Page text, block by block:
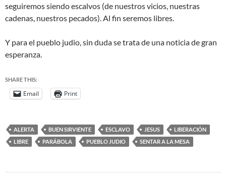
seguiremos siendo escalvos (de nuestros vicios, nuestras
cadenas, nuestros pecados). Al fin seremos libres.
Y para el pueblo judio, sin duda se trata de una noticia de gran
esperanza.
SHARE THIS:
Email Print
ALERTA BUEN SIRVIENTE ESCLAVO JESUS
LIBERACIÓN
LIBRE
PARÁBOLA PUEBLO JUDIO SENTAR A LA MESA